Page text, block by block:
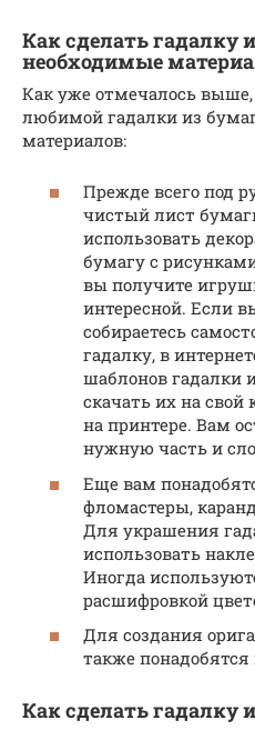
Как сделать гадалку
необходимые
Как уже отмечалось
любимой гадалки из
материалов:
Прежде всего под
чистый лист
использовать
бумагу с
вы получите
интересной. Если
собираетесь
гадалку, в
шаблонов гадалки
скачать их на свой
на принтере. Вам
нужную часть и
Еще вам
фломастеры,
Для украшения
использовать
Иногда
расшифровкой
Для создания
также
Как сделать гадалку